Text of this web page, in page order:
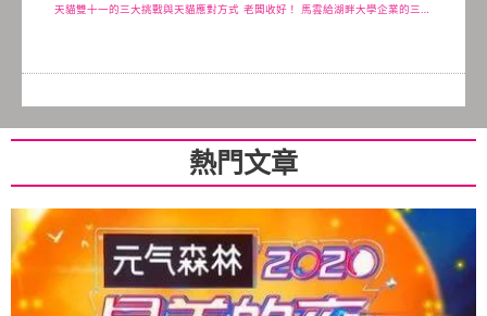
天貓雙十一的三大挑戰與天貓應對方式
熱門文章